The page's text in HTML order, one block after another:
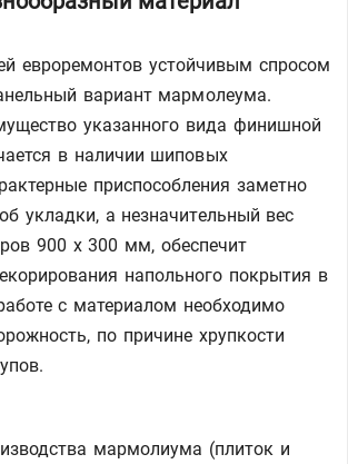
евроремонтов устойчивым спросом
вариант мармолеума.
указанного вида финишной
в наличии шиповых
приспособления заметно
укладки, а незначительный вес
900 х 300 мм, обеспечит
напольного покрытия в
с материалом необходимо
по причине хрупкости
мармолиума (плиток и